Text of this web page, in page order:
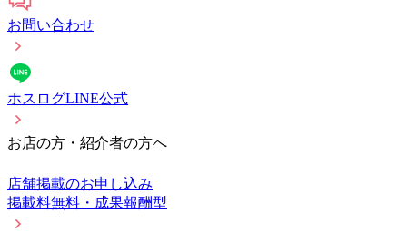
お問い合わせ
ホスログLINE公式
お店の方・紹介者の方へ
店舗掲載のお申し込み
掲載料無料・成果報酬型